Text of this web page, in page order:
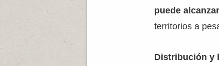
puede
territorios a
Distribución y